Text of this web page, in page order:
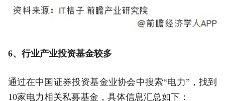
6、行业产业投资基金较多
通过在中国证券投资基金业协会中搜索“电力”，找到
10家电力相关私募基金，具体信息汇总如下：